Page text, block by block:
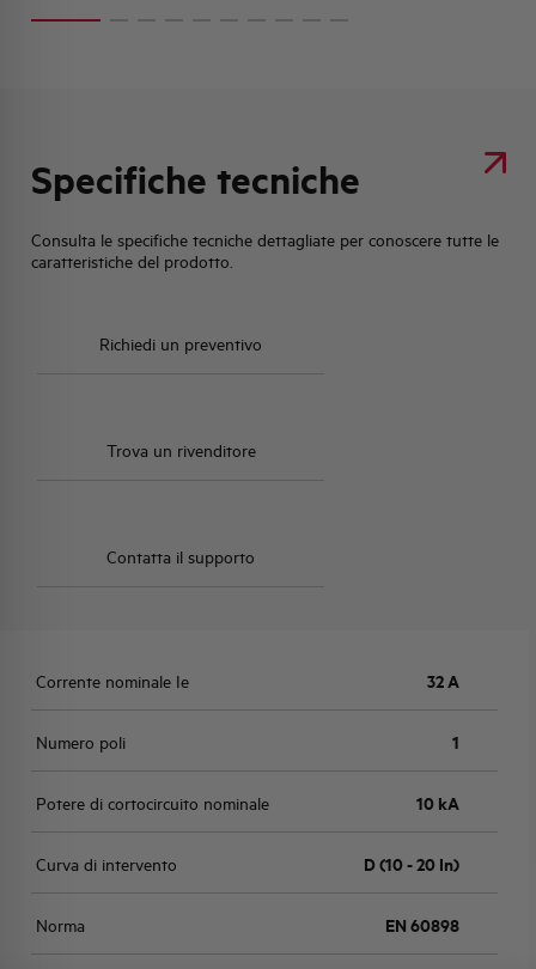
Specifiche tecniche
Consulta le specifiche tecniche dettagliate per conoscere tutte le
caratteristiche del prodotto.
Richiedi un preventivo
Trova un rivenditore
Contatta il supporto
Corrente nominale Ie 32 A
Numero poli 1
Potere di cortocircuito nominale 10 kA
Curva di intervento D (10 - 20 In)
Norma EN 60898